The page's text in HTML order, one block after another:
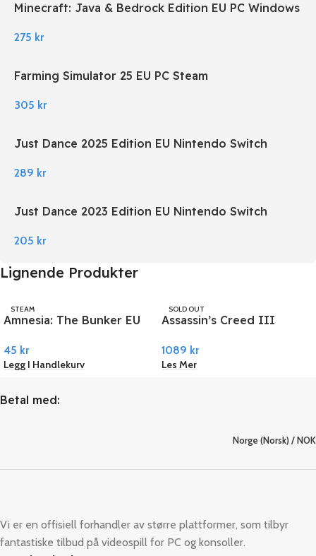
Minecraft: Java & Bedrock Edition EU PC Windows
275 kr
Farming Simulator 25 EU PC Steam
305 kr
Just Dance 2025 Edition EU Nintendo Switch
289 kr
Just Dance 2023 Edition EU Nintendo Switch
205 kr
Lignende Produkter
STEAM
Amnesia: The Bunker EU
45 kr
Legg I Handlekurv
SOLD OUT
UBISOFT
Assassin’s Creed III
Connect
1089 kr
Les Mer
Betal med:
Norge (Norsk) / NOK
Vi er en offisiell forhandler av større plattformer, som tilbyr
fantastiske tilbud på videospill for PC og konsoller.